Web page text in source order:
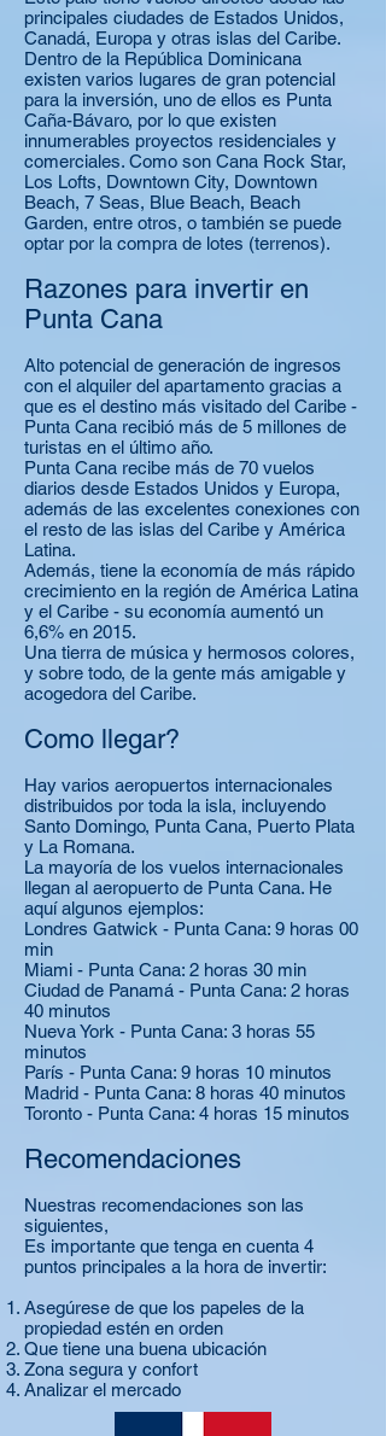
principales ciudades de Estados Unidos,
Canadá, Europa y otras islas del Caribe.
Dentro de la República Dominicana
existen varios lugares de gran potencial
para la inversión, uno de ellos es Punta
Caña-Bávaro, por lo que existen
innumerables proyectos residenciales y
comerciales. Como son Cana Rock Star,
Los Lofts, Downtown City, Downtown
Beach, 7 Seas, Blue Beach, Beach
Garden, entre otros, o también se puede
optar por la compra de lotes (terrenos).
Razones para invertir en
Punta Cana
Alto potencial de generación de ingresos
con el alquiler del apartamento gracias a
que es el destino más visitado del Caribe -
Punta Cana recibió más de 5 millones de
turistas en el último año.
Punta Cana recibe más de 70 vuelos
diarios desde Estados Unidos y Europa,
además de las excelentes conexiones con
el resto de las islas del Caribe y América
Latina.
Además, tiene la economía de más rápido
crecimiento en la región de América Latina
y el Caribe - su economía aumentó un
6,6% en 2015.
Una tierra de música y hermosos colores,
y sobre todo, de la gente más amigable y
acogedora del Caribe.
Como llegar?
Hay varios aeropuertos internacionales
distribuidos por toda la isla, incluyendo
Santo Domingo, Punta Cana, Puerto Plata
y La Romana.
La mayoría de los vuelos internacionales
llegan al aeropuerto de Punta Cana. He
aquí algunos ejemplos:
Londres Gatwick - Punta Cana: 9 horas 00
min
Miami - Punta Cana: 2 horas 30 min
Ciudad de Panamá - Punta Cana: 2 horas
40 minutos
Nueva York - Punta Cana: 3 horas 55
minutos
París - Punta Cana: 9 horas 10 minutos
Madrid - Punta Cana: 8 horas 40 minutos
Toronto - Punta Cana: 4 horas 15 minutos
Recomendaciones
Nuestras recomendaciones son las
siguientes,
Es importante que tenga en cuenta 4
puntos principales a la hora de invertir:
Asegúrese de que los papeles de la
propiedad estén en orden
Que tiene una buena ubicación
Zona segura y confort
Analizar el mercado